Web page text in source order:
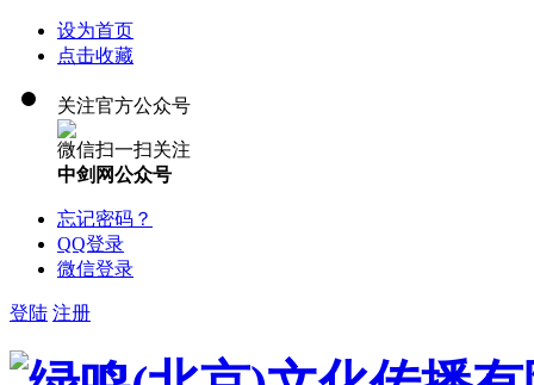
设为首页
点击收藏
关注官方公众号
微信扫一扫关注
中剑网公众号
忘记密码？
QQ登录
微信登录
登陆 注册